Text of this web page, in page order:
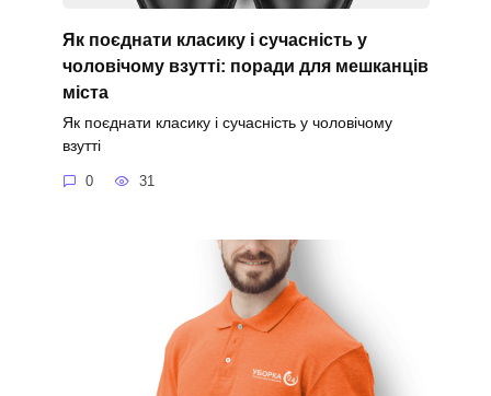
Як поєднати класику і сучасність у
чоловічому взутті: поради для мешканців
міста
Як поєднати класику і сучасність у чоловічому
взутті
0 31